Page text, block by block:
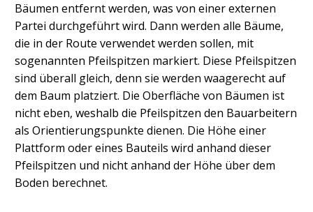
Bäumen entfernt werden, was von einer externen
Partei durchgeführt wird. Dann werden alle Bäume,
die in der Route verwendet werden sollen, mit
sogenannten Pfeilspitzen markiert. Diese Pfeilspitzen
sind überall gleich, denn sie werden waagerecht auf
dem Baum platziert. Die Oberfläche von Bäumen ist
nicht eben, weshalb die Pfeilspitzen den Bauarbeitern
als Orientierungspunkte dienen. Die Höhe einer
Plattform oder eines Bauteils wird anhand dieser
Pfeilspitzen und nicht anhand der Höhe über dem
Boden berechnet.